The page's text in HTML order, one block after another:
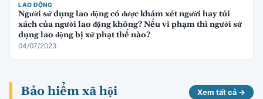
LAO ĐỘNG
Người sử dụng lao động có được khám xét người hay túi
xách của người lao động không? Nếu vi phạm thì người sử
dụng lao động bị xử phạt thế nào?
04/07/2023
Bảo hiểm xã hội Xem tất cả →